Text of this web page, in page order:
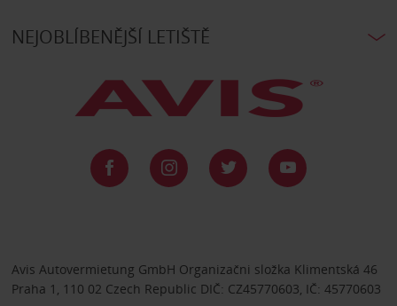
NEJOBLÍBENĚJŠÍ LETIŠTĚ
Avis Autovermietung GmbH Organizačni složka Klimentská 46
Praha 1, 110 02 Czech Republic DIČ: CZ45770603, IČ: 45770603